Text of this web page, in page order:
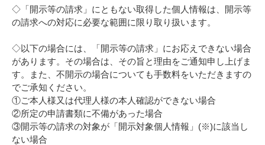
◇「開示等の請求」にともない取得した個人情報は、開示等
の請求への対応に必要な範囲に限り取り扱います。
◇以下の場合には、「開示等の請求」にお応えできない場合
があります。その場合は、その旨と理由をご通知申し上げま
す。また、不開示の場合についても手数料をいただきますの
でご承知ください。
①ご本人様又は代理人様の本人確認ができない場合
②所定の申請書類に不備があった場合
③開示等の請求の対象が「開示対象個人情報」(※)に該当し
ない場合